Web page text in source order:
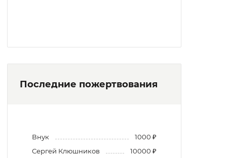
Последние пожертвования
Внук
1000 ₽
Сергей Клюшников
10000 ₽